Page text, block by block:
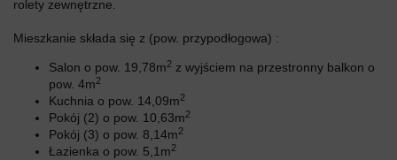
rolety zewnętrzne.
Mieszkanie składa się z (pow. przypodłogowa) :
Salon o pow. 19,78m2 z wyjściem na przestronny balkon o
pow. 4m2
Kuchnia o pow. 14,09m2
Pokój (2) o pow. 10,63m2
Pokój (3) o pow. 8,14m2
Łazienka o pow. 5,1m2